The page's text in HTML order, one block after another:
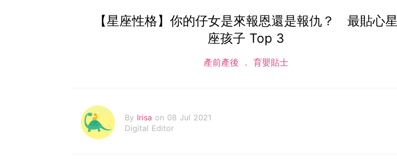
【星座性格】你的仔女是來報恩還是報仇？ 最貼心星
座孩子 Top 3
產前產後 育嬰貼士
By Irisa on 08 Jul 2021
Digital Editor